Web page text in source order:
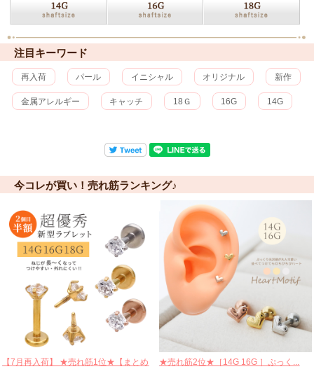
注目キーワード
再入荷 パール イニシャル オリジナル 新作
金属アレルギー キャッチ 18Ｇ 16G 14G
今コレが買い！売れ筋ランキング♪
【7月再入荷】 ★売れ筋1位★【まとめ
★売れ筋2位★［14G 16G ］ぷっく...